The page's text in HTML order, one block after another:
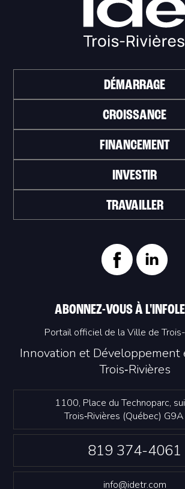
Innovation et Développement
Trois‑Rivières
1100, Place du Technoparc,
Trois‑Rivières (Québec)
819 374-4061
info@idetr.com
DÉMARRAGE
CROISSANCE
FINANCEMENT
INVESTIR
TRAVAILLER
ABONNEZ-VOUS À
Portail officiel de la Ville de